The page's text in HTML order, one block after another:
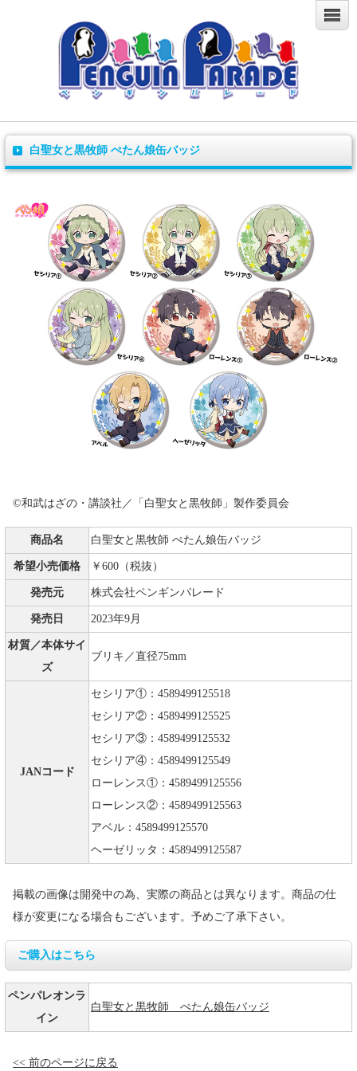
白聖女と黒牧師 ぺたん娘缶バッジ
©和武はざの・講談社／「白聖女と黒牧師」製作委員会
商品名 白聖女と黒牧師 ぺたん娘缶バッジ
希望小売価格 ￥600（税抜）
発売元 株式会社ペンギンパレード
発売日 2023年9月
材質／本体サイ
ズ
ブリキ／直径75mm
JANコード
セシリア①：4589499125518
セシリア②：4589499125525
セシリア③：4589499125532
セシリア④：4589499125549
ローレンス①：4589499125556
ローレンス②：4589499125563
アベル：4589499125570
ヘーゼリッタ：4589499125587
掲載の画像は開発中の為、実際の商品とは異なります。商品の仕
様が変更になる場合もございます。予めご了承下さい。
ご購入はこちら
ペンパレオンラ
イン
白聖女と黒牧師 ぺたん娘缶バッジ
<< 前のページに戻る